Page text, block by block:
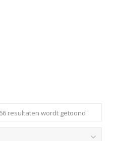
resultaten wordt getoond